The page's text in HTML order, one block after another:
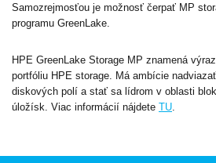
Samozrejmosťou je možnosť čerpať MP
programu GreenLake.
HPE GreenLake Storage MP znamená
portfóliu HPE storage. Má ambície
diskových polí a stať sa lídrom v oblasti
úložísk. Viac informácií nájdete TU